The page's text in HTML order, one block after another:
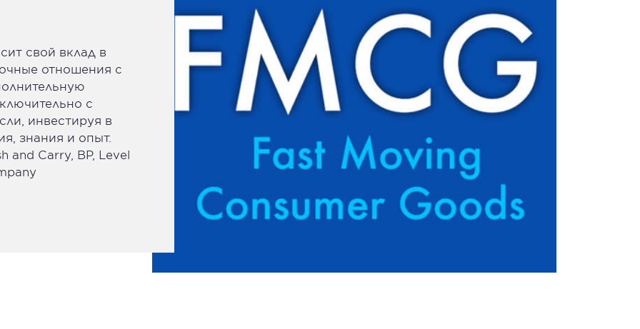
свой вклад в
отношения с
с
инвестируя в
знания и опыт.
and Carry, BP, Level